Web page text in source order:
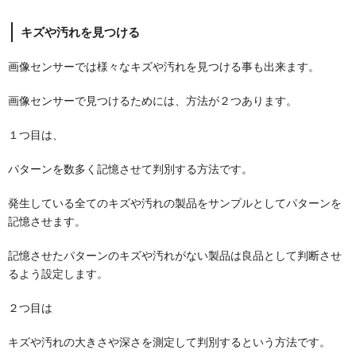
キズや汚れを見つける
画像センサーでは様々なキズや汚れを見つける事も出来ます。
画像センサーで見つけるためには、方法が２つあります。
１つ目は、
パターンを数多く記憶させて判別する方法です。
発生している全てのキズや汚れの製品をサンプルとしてパターンを
記憶させます。
記憶させたパターンのキズや汚れがない製品は良品として判断させ
るよう設定します。
２つ目は
キズや汚れの大きさや深さを測定して判別するという方法です。